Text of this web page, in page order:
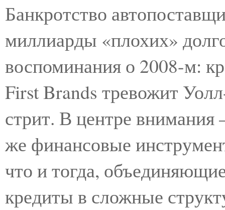
Банкротство
миллиарды «плохих»
воспоминания о 2008-м:
First Brands тревожит
стрит. В центре
же финансовые
что и тогда,
кредиты в сложные